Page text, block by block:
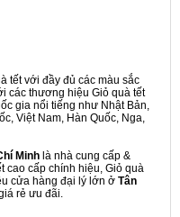
tết với đầy đủ các màu sắc
các thương hiệu Giỏ quà tết
gia nổi tiếng như Nhật Bản,
Việt Nam, Hàn Quốc, Nga,
Minh là nhà cung cấp &
cao cấp chính hiệu, Giỏ quà
cửa hàng đại lý lớn ở Tân
rẻ ưu đãi.